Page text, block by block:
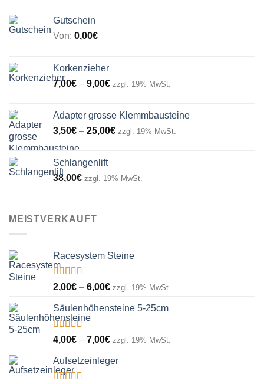
Gutschein
Von: 0,00€
Korkenzieher
7,00€ – 9,00€Preisspanne:
9,00€
zzgl. 19% MwSt.
Adapter grosse Klemmbausteine
3,50€ – 25,00€Preisspanne:
zzgl. 19% MwSt.
Schlangenlift
38,00€ zzgl. 19% MwSt.
MEISTVERKAUFT
Racesystem Steine
Bewertet
mit
von
5
2,00€ – 6,00€Preisspanne:
bis
zzgl. 19% MwSt.
Säulenhöhensteine 5-25cm
Bewertet
mit
von
5
4,00€ – 7,00€Preisspanne:
bis
zzgl. 19% MwSt.
Aufsetzeinleger